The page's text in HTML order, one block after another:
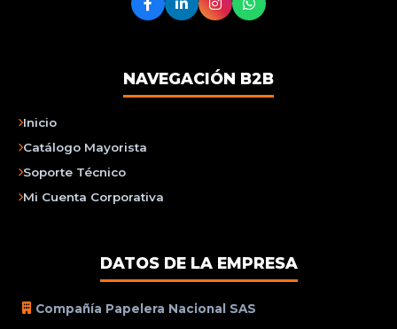
NAVEGACIÓN B2B
Inicio
Catálogo Mayorista
Soporte Técnico
Mi Cuenta Corporativa
DATOS DE LA EMPRESA
Compañía Papelera Nacional SAS